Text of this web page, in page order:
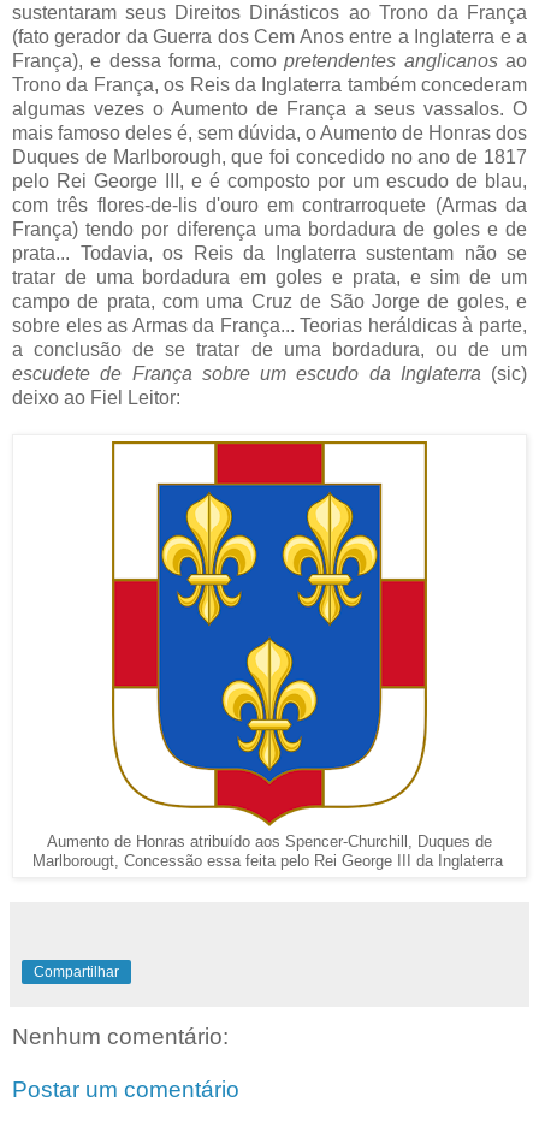
sustentaram seus Direitos Dinásticos ao Trono da França
(fato gerador da Guerra dos Cem Anos entre a Inglaterra e a
França), e dessa forma, comopretendentes anglicanosao
Trono da França, os Reis da Inglaterra também concederam
algumas vezes o Aumento de França a seus vassalos. O
mais famoso deles é, sem dúvida, o Aumento de Honras dos
Duques de Marlborough, que foi concedido no ano de 1817
pelo Rei George III, e é composto por um escudo de blau,
com três flores-de-lis d'ouro em contrarroquete (Armas da
França) tendo por diferença uma bordadura de goles e de
prata... Todavia, os Reis da Inglaterra sustentam não se
tratar de uma bordadura em goles e prata, e sim de um
campo de prata, com uma Cruz de São Jorge de goles, e
sobre eles as Armas da França... Teorias heráldicas à parte,
a conclusão de se tratar de uma bordadura, ou de um
escudete de França sobre um escudo da Inglaterra (sic)
deixo ao Fiel Leitor:
Aumento de Honras atribuído aos Spencer-Churchill, Duques de
Marlborougt, Concessão essa feita pelo Rei George III da Inglaterra
Compartilhar
Nenhum comentário:
Postar um comentário